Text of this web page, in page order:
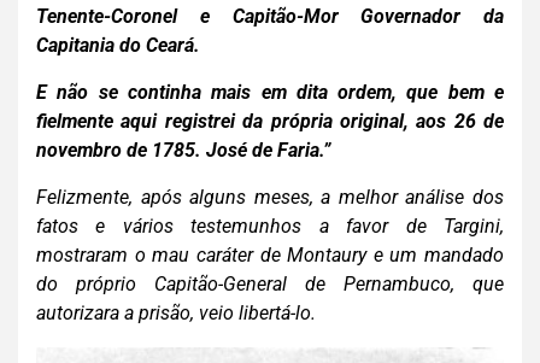
Tenente-Coronel e Capitão-Mor Governador da
Capitania do Ceará.
E não se continha mais em dita ordem, que bem e
fielmente aqui registrei da própria original, aos 26 de
novembro de 1785. José de Faria.”
Felizmente, após alguns meses, a melhor análise dos
fatos e vários testemunhos a favor de Targini,
mostraram o mau caráter de Montaury e um mandado
do próprio Capitão-General de Pernambuco, que
autorizara a prisão, veio libertá-lo.